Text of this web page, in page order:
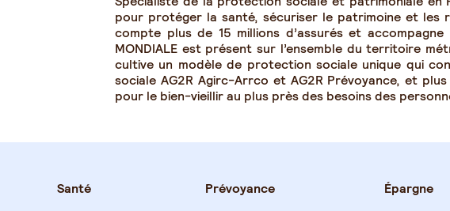
pour protéger la santé, sécuriser le patrimoine et
compte plus de 15 millions d’assurés et
MONDIALE est présent sur l’ensemble du territoire
cultive un modèle de protection sociale unique qui
sociale AG2R Agirc-Arrco et AG2R Prévoyance, et
pour le bien-vieillir au plus près des besoins des
Santé
Prévoyance
Épargne